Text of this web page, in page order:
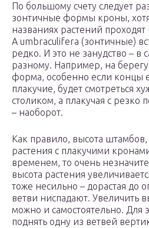
По большому счету следует
зонтичные формы кроны, хотя
названиях растений
А umbraculifera (зонтичные)
редко. И это не занудство – в
разному. Например, на
форма, особенно если концы
плакучие, будет смотреться
столиком, а плакучая с
– наоборот.
Как правило, высота
растения с плакучими
временем, то очень
высота растения
тоже несильно – дорастая до
ветви ниспадают. Увеличить
можно и самостоятельно. Для
поднять одну из ветвей